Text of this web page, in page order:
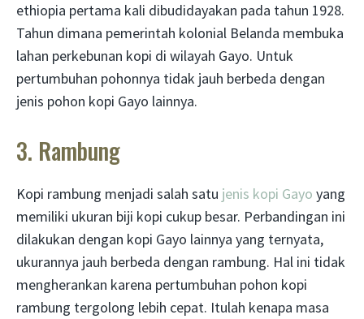
ethiopia pertama kali dibudidayakan pada tahun 1928.
Tahun dimana pemerintah kolonial Belanda membuka
lahan perkebunan kopi di wilayah Gayo. Untuk
pertumbuhan pohonnya tidak jauh berbeda dengan
jenis pohon kopi Gayo lainnya.
3. Rambung
Kopi rambung menjadi salah satu jenis kopi Gayo yang
memiliki ukuran biji kopi cukup besar. Perbandingan ini
dilakukan dengan kopi Gayo lainnya yang ternyata,
ukurannya jauh berbeda dengan rambung. Hal ini tidak
mengherankan karena pertumbuhan pohon kopi
rambung tergolong lebih cepat. Itulah kenapa masa